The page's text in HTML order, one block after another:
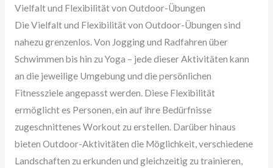
Vielfalt und Flexibilität von Outdoor-Übungen
Die Vielfalt und Flexibilität von Outdoor-Übungen sind
nahezu grenzenlos. Von Jogging und Radfahren über
Schwimmen bis hin zu Yoga – jede dieser Aktivitäten kann
an die jeweilige Umgebung und die persönlichen
Fitnessziele angepasst werden. Diese Flexibilität
ermöglicht es Personen, ein auf ihre Bedürfnisse
zugeschnittenes Workout zu erstellen. Darüber hinaus
bieten Outdoor-Aktivitäten die Möglichkeit, verschiedene
Landschaften zu erkunden und gleichzeitig zu trainieren,